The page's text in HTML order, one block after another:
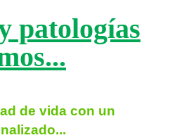
patologías
de vida con un